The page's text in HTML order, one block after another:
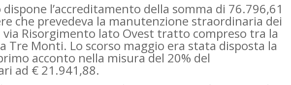
l’accreditamento della somma di 76.796,61
che prevedeva la manutenzione straordinaria dei
via Risorgimento lato Ovest tratto compreso tra la
Tre Monti. Lo scorso maggio era stata disposta la
acconto nella misura del 20% del
ad € 21.941,88.